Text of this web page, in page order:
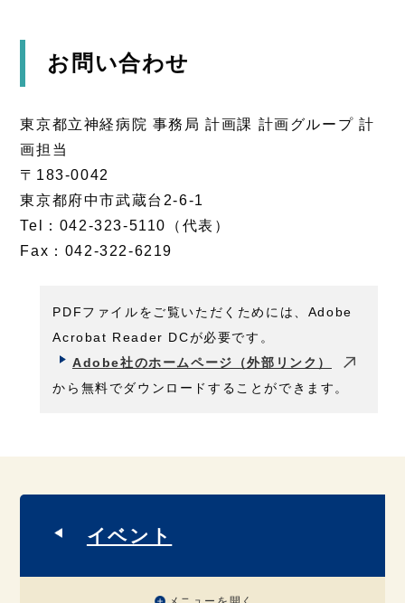
お問い合わせ
東京都立神経病院 事務局 計画課 計画グループ 計
画担当
〒183-0042
東京都府中市武蔵台2-6-1
Tel：042-323-5110（代表）
Fax：042-322-6219
PDFファイルをご覧いただくためには、Adobe
Acrobat Reader DCが必要です。
Adobe社のホームページ（外部リンク）
から無料でダウンロードすることができます。
イベント